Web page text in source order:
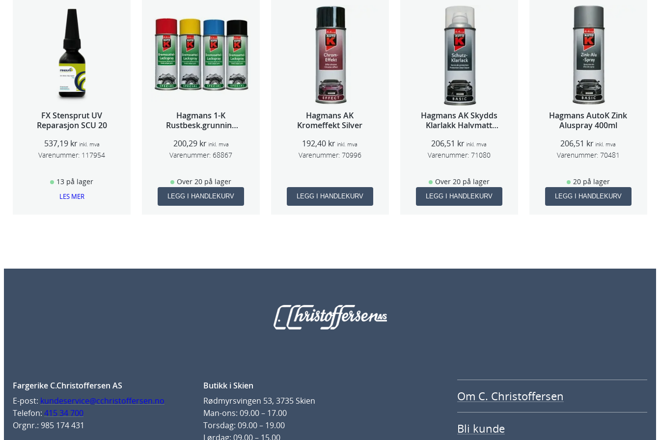
FX Stensprut UV
Reparasjon SCU 20
537,19 kr inkl. mva
Varenummer: 117954
13 på lager
LES MER
Hagmans 1-K
Rustbesk.grunning
200,29 kr inkl. mva
Varenummer: 68867
Over 20 på lager
LEGG I HANDLEKURV
Hagmans AK
Kromeffekt Silver
192,40 kr inkl. mva
Varenummer: 70996
LEGG I HANDLEKURV
Hagmans AK Skydds
Klarlakk Halvmatt
206,51 kr inkl. mva
Varenummer: 71080
Over 20 på lager
LEGG I HANDLEKURV
Hagmans AutoK Zink
Aluspray 400ml
206,51 kr inkl. mva
Varenummer: 70481
20 på lager
LEGG I HANDLEKURV
Fargerike C.Christoffersen AS
E-post: kundeservice@cchristoffersen.no
Telefon: 415 34 700
Orgnr.: 985 174 431
Butikk i Skien
Rødmyrsvingen 53, 3735 Skien
Man-ons: 09.00 – 17.00
Torsdag: 09.00 – 19.00
Lørdag: 09.00 – 15.00
Om C. Christoffersen
Bli kunde